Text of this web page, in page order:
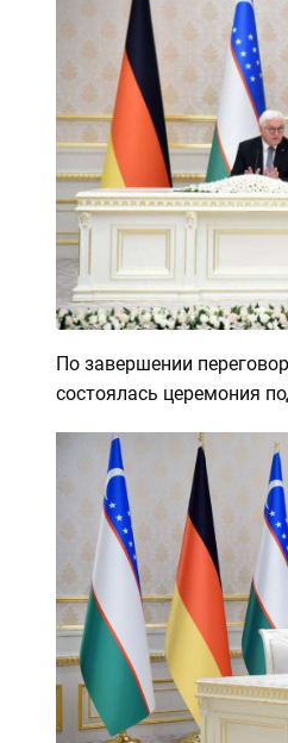
По завершении
состоялась церемония